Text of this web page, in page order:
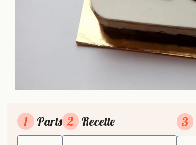
1 Parts 2 Recette 3